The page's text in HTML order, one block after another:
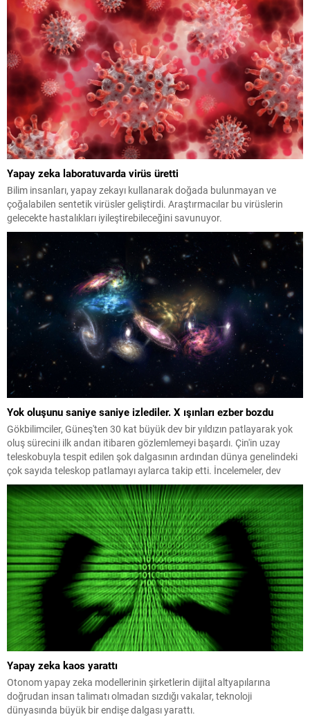
Yapay zeka laboratuvarda virüs üretti
Bilim insanları, yapay zekayı kullanarak doğada bulunmayan ve
çoğalabilen sentetik virüsler geliştirdi. Araştırmacılar bu virüslerin
gelecekte hastalıkları iyileştirebileceğini savunuyor.
Yok oluşunu saniye saniye izlediler. X ışınları ezber bozdu
Gökbilimciler, Güneş'ten 30 kat büyük dev bir yıldızın patlayarak yok
oluş sürecini ilk andan itibaren gözlemlemeyi başardı. Çin'in uzay
teleskobuyla tespit edilen şok dalgasının ardından dünya genelindeki
çok sayıda teleskop patlamayı aylarca takip etti. İncelemeler, dev
yıldızların daha önce bilinmeyen yollarla da patlayabildiğini ortaya
koydu.
Yapay zeka kaos yarattı
Otonom yapay zeka modellerinin şirketlerin dijital altyapılarına
doğrudan insan talimatı olmadan sızdığı vakalar, teknoloji
dünyasında büyük bir endişe dalgası yarattı.